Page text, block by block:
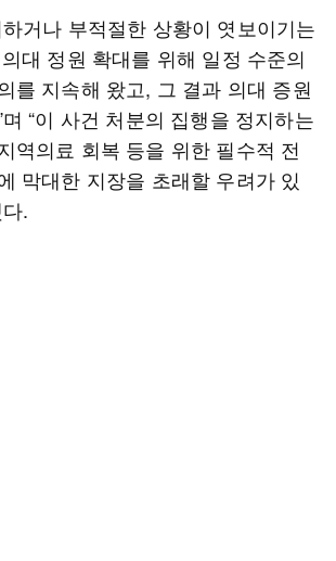
거나 부적절한 상황이 엿보이기는
대 정원 확대를 위해 일정 수준의
를 지속해 왔고, 그 결과 의대 증원
“이 사건 처분의 집행을 정지하는
역의료 회복 등을 위한 필수적 전
막대한 지장을 초래할 우려가 있
.